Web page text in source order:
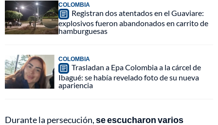
COLOMBIA
Registran dos atentados en el Guaviare:
explosivos fueron abandonados en carrito de
hamburguesas
COLOMBIA
Trasladan a Epa Colombia a la cárcel de
Ibagué: se había revelado foto de su nueva
apariencia
Durante la persecución,se escucharon varios